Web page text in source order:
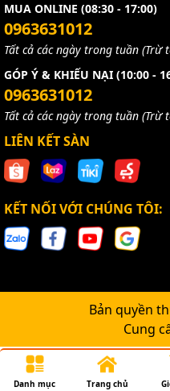
MUA ONLINE (08:30 - 17:00)
0963631012
Tất cả các ngày trong tuần (Trừ
GÓP Ý & KHIẾU NẠI (10:00 -
0963631012
Tất cả các ngày trong tuần (Trừ
LIÊN KẾT SÀN
KẾT NỐI VỚI CHÚNG TÔI:
Bản quyền
Cung
Danh mục Trang chủ